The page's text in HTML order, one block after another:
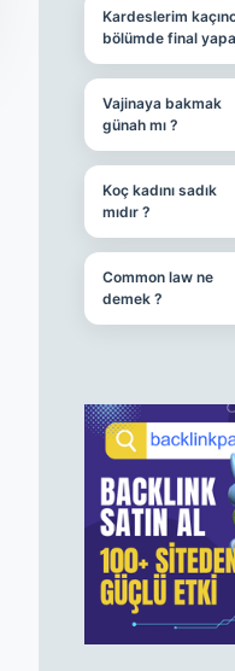
Kardeslerim
bölümde final
Vajinaya bakmak
günah mı ?
Koç kadını sadık
mıdır ?
Common law ne
demek ?